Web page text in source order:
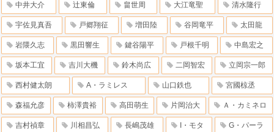
中井大介 辻東倫 畠世周 大江竜聖 清水隆行
宇佐見真吾 戸郷翔征 増田陸 谷岡竜平 太田龍
岩隈久志 黒田響生 鍵谷陽平 戸根千明 中島宏之
坂本工宜 吉川大機 鈴木尚広 二岡智宏 立岡宗一郎
西村健太朗 A・ラミレス 山口鉄也 宮國椋丞
森福允彦 柿澤貴裕 高田萌生 片岡治大 Ａ・カミネロ
吉村禎章 川相昌弘 長嶋茂雄 I・モタ G・パーラ